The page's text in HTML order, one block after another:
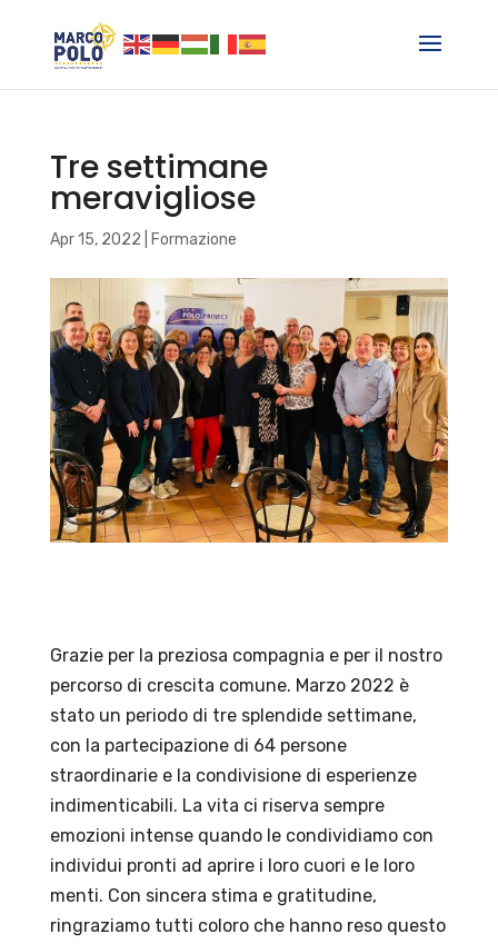
Tre settimane
meravigliose
Apr 15, 2022 Formazione
Grazie per la preziosa compagnia e per il nostro
percorso di crescita comune. Marzo 2022 è
stato un periodo di tre splendide settimane,
con la partecipazione di 64 persone
straordinarie e la condivisione di esperienze
indimenticabili. La vita ci riserva sempre
emozioni intense quando le condividiamo con
individui pronti ad aprire i loro cuori e le loro
menti. Con sincera stima e gratitudine,
ringraziamo tutti coloro che hanno reso questo